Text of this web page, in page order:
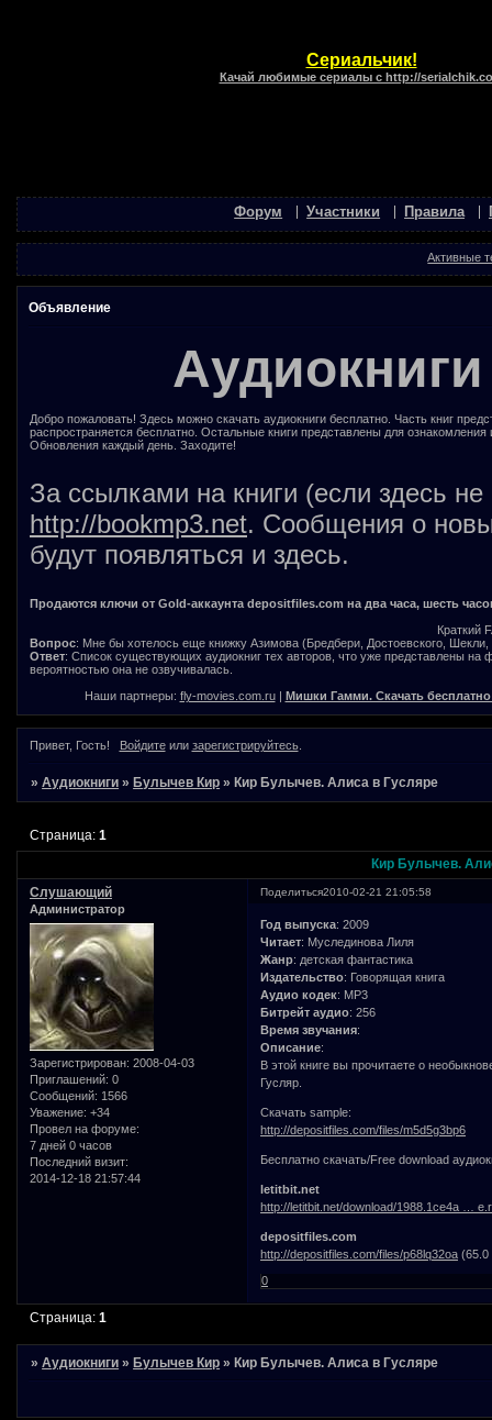
Сериальчик!
Качай любимые сериалы с http://
Форум Участники Правила
Активные
Объявление
Добро пожаловать! Здесь можно скачать аудиокниги бесплатно. Часть книг
распространяется бесплатно. Остальные книги представлены для
Обновления каждый день. Заходите!
За ссылками на книги (если здесь
http://bookmp3.net. Сообщения о
будут появляться и здесь.
Продаются ключи от Gold-аккаунта depositfiles.com на два часа, шесть
Краткий
Вопрос: Мне бы хотелось еще книжку Азимова (Бредбери, Достоевского, Шекли,
Ответ: Список существующих аудиокниг тех авторов, что уже представлены на
вероятностью она не озвучивалась.
Наши партнеры: fly-movies.com.ru| Мишки Гамми. Скачать
Привет, Гость! Войдитеили зарегистрируйтесь.
»Аудиокниги » Булычев Кир » Кир Булычев. Алиса в Гусляре
Кир Булычев.
Страница:1
Поделиться2010-02-21 21:05:58
Слушающий
Администратор
Зарегистрирован: 2008-04-03
Приглашений: 0
Сообщений: 1566
Уважение: +34
Провел на форуме:
7 дней 0 часов
Последний визит:
2014-12-18 21:57:44
Год выпуска: 2009
Читает: Муслединова Лиля
Жанр: детская фантастика
Издательство: Говорящая книга
Аудио кодек: MP3
Битрейт аудио: 256
Время звучания:
Описание:
В этой книге вы прочитаете о
Гусляр.
Скачать sample:
http://depositfiles.com/files/m5d5g3bp6
Бесплатно скачать/Free download
letitbit.net
http://letitbit.net/download/1988.1ce4a …
depositfiles.com
http://depositfiles.com/files/p68lq32oa (65.0
0
Страница:1
»Аудиокниги » Булычев Кир » Кир Булычев. Алиса в Гусляре